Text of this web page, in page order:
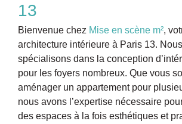
13
Bienvenue chez Mise en scène m²,
architecture intérieure à Paris 13.
spécialisons dans la conception
pour les foyers nombreux. Que vous
aménager un appartement pour
nous avons l’expertise nécessaire
des espaces à la fois esthétiques et